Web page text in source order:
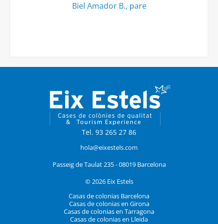
Biel Amador B., pare
Tel. 93 265 27 86
hola@eixestels.com
Passeig de Taulat 235 - 08019 Barcelona
© 2026 Eix Estels
Casas de colonias Barcelona
Casas de colonias en Girona
Casas de colonias en Tarragona
Casas de colonias en Lleida